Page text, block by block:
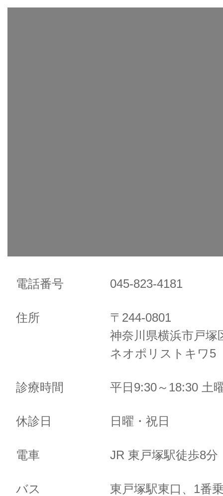
電話番号 045-823-4181
住所
〒244-0801
神奈川県横浜市戸塚
ネオポリストキワ
診療時間 平日9:30～18:30 土
休診日 日曜・祝日
電車 JR 東戸塚駅徒歩8
バス
東戸塚駅東口、1番